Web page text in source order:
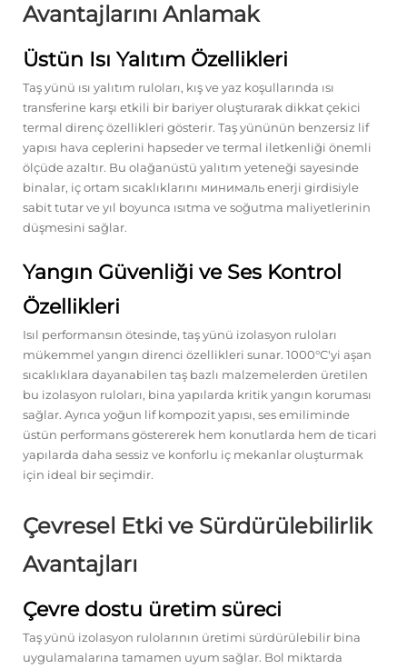
Avantajlarını Anlamak
Üstün Isı Yalıtım Özellikleri
Taş yünü ısı yalıtım ruloları, kış ve yaz koşullarında ısı
transferine karşı etkili bir bariyer oluşturarak dikkat çekici
termal direnç özellikleri gösterir. Taş yününün benzersiz lif
yapısı hava ceplerini hapseder ve termal iletkenliği önemli
ölçüde azaltır. Bu olağanüstü yalıtım yeteneği sayesinde
binalar, iç ortam sıcaklıklarını минималь enerji girdisiyle
sabit tutar ve yıl boyunca ısıtma ve soğutma maliyetlerinin
düşmesini sağlar.
Yangın Güvenliği ve Ses Kontrol
Özellikleri
Isıl performansın ötesinde, taş yünü izolasyon ruloları
mükemmel yangın direnci özellikleri sunar. 1000°C'yi aşan
sıcaklıklara dayanabilen taş bazlı malzemelerden üretilen
bu izolasyon ruloları, bina yapılarda kritik yangın koruması
sağlar. Ayrıca yoğun lif kompozit yapısı, ses emiliminde
üstün performans göstererek hem konutlarda hem de ticari
yapılarda daha sessiz ve konforlu iç mekanlar oluşturmak
için ideal bir seçimdir.
Çevresel Etki ve Sürdürülebilirlik
Avantajları
Çevre dostu üretim süreci
Taş yünü izolasyon rulolarının üretimi sürdürülebilir bina
uygulamalarına tamamen uyum sağlar. Bol miktarda